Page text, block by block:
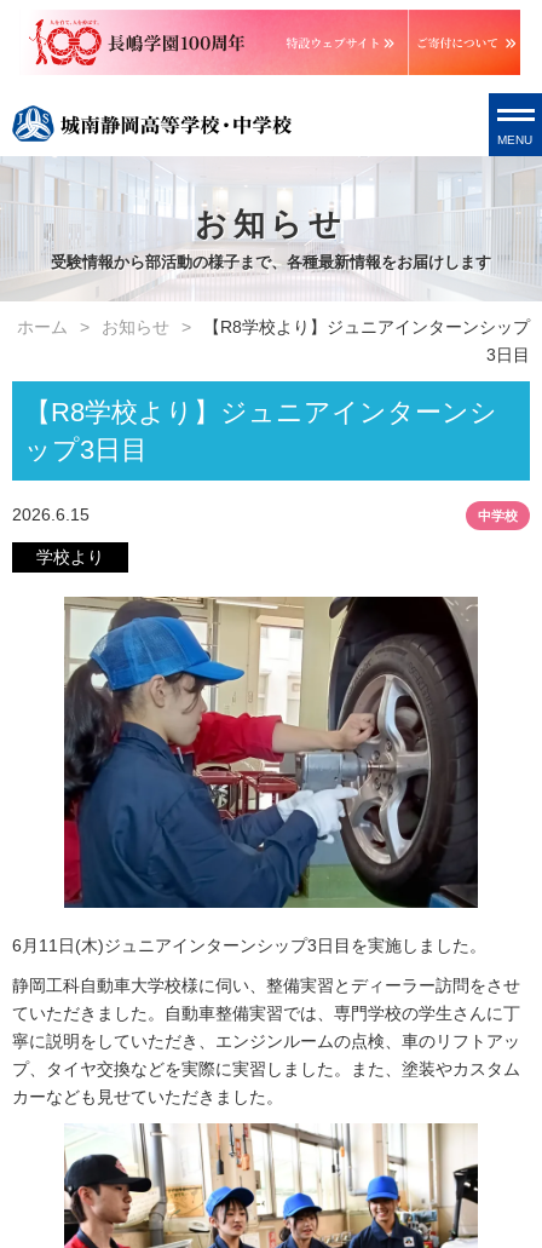
MENU
お知らせ
受験情報から部活動の様子まで、各種最新情報をお届けします
ホーム お知らせ
【R8学校より】ジュニアインターンシップ
3日目
【R8学校より】ジュニアインターンシ
ップ3日目
2026.6.15 中学校
学校より
6月11日(木)ジュニアインターンシップ3日目を実施しました。
静岡工科自動車大学校様に伺い、整備実習とディーラー訪問をさせ
ていただきました。自動車整備実習では、専門学校の学生さんに丁
寧に説明をしていただき、エンジンルームの点検、車のリフトアッ
プ、タイヤ交換などを実際に実習しました。また、塗装やカスタム
カーなども見せていただきました。